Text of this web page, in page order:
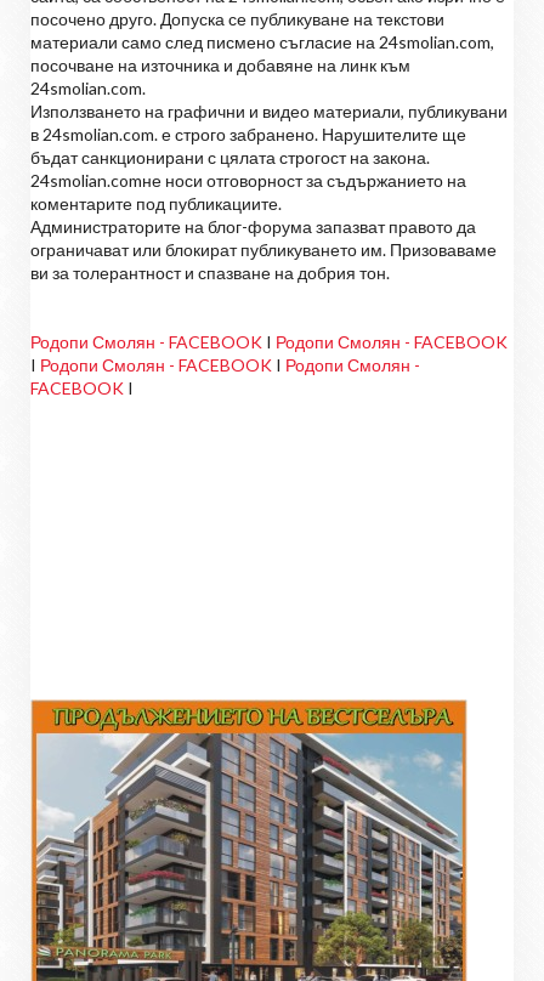
посочено друго. Допуска се публикуване на текстови
материали само след писмено съгласие на 24smolian.com,
посочване на източника и добавяне на линк към
24smolian.com.
Използването на графични и видео материали, публикувани
в 24smolian.com. е строго забранено. Нарушителите ще
бъдат санкционирани с цялата строгост на закона.
24smolian.comне носи отговорност за съдържанието на
коментарите под публикациите.
Администраторите на блог-форума запазват правото да
ограничават или блокират публикуването им. Призоваваме
ви за толерантност и спазване на добрия тон.
Родопи Смолян - FACEBOOK I Родопи Смолян - FACEBOOK
I Родопи Смолян - FACEBOOK I Родопи Смолян -
FACEBOOK I